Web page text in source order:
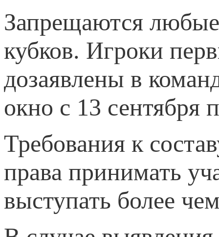
Запрещаются
кубков. Игроки
дозаявлены в
окно с 13 сентября
Требования к
права принимать
выступать более